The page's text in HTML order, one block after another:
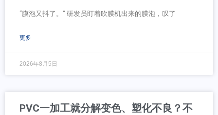
“膜泡又抖了。” 研发员盯着吹膜机出来的膜泡，叹了
更多
2026年8月5日
PVC一加工就分解变色、塑化不良？不